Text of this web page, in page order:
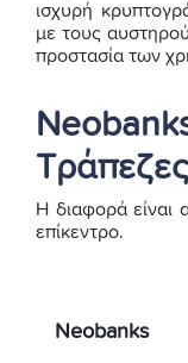
ισχυρή
με τους
προστασία των
Τράπεζες
Η διαφορά είναι
επίκεντρο.
Neobanks